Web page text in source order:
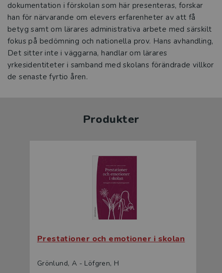
dokumentation i förskolan som här presenteras, forskar
han för närvarande om elevers erfarenheter av att få
betyg samt om lärares administrativa arbete med särskilt
fokus på bedömning och nationella prov. Hans avhandling,
Det sitter inte i väggarna, handlar om lärares
yrkesidentiteter i samband med skolans förändrade villkor
de senaste fyrtio åren.
Produkter
Prestationer och emotioner i skolan
Grönlund, A - Löfgren, H